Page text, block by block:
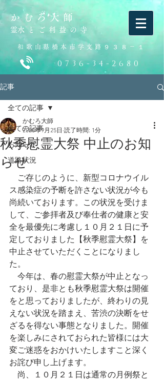
かむろ大師
​霊水とご利益の寺
和歌山県橋本市学文路９３８－１
0736-34-2680
記事
全ての記事
お知らせ
道路状況
全ての記事
秋季慰霊大祭 中止のお知
らせ
かむろ大師
2020年9月25日 読了時間: 1分
ご存じのように、新型コロナウイル
ス感染症の予断を許さない状況が今も
尚続いております。この状況を受けま
して、ご参拝者及び奉仕者の健康と安
全を最優先に考慮し１０月２１日に予
定しておりました【秋季慰霊大祭】を
中止させていただくことになりまし
た。
今年は、春の慰霊大祭が中止となっ
ており、是非とも秋季慰霊大祭は開催
をと思っておりましたが、終わりの見
えない状況を踏まえ、苦渋の決断をせ
ざるを得ない事態となりました。開催
を楽しみにされておられた皆様には大
変ご迷惑をおかけいたしますこと深く
お詫び申し上げます。
尚、１０月２１日は通常の月例祭と